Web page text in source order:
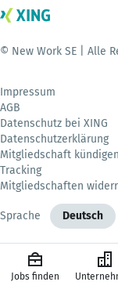
© New Work SE | Alle
Impressum
AGB
Datenschutz bei XING
Datenschutzerklärung
Mitgliedschaft kündigen
Tracking
Mitgliedschaften
Sprache Deutsch
Jobs finden